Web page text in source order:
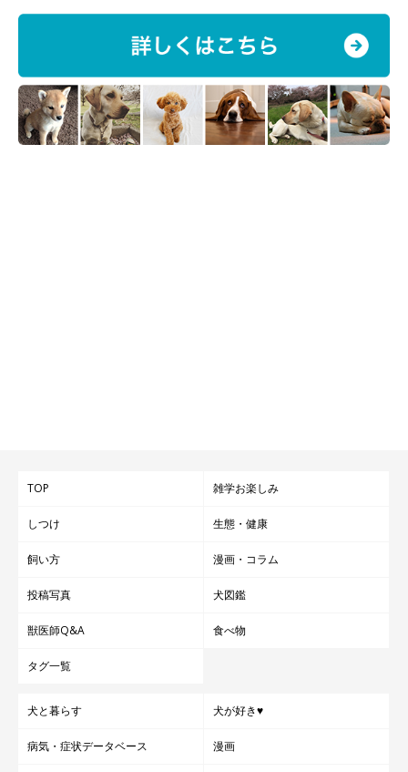
必死で河川敷をあとにしようとするてんすけ。
車の場所まで一直線に走ろう！と引っ張って行きました。
色々試行錯誤していたなと思います。
TOP 雑学お楽しみ
しつけ 生態・健康
飼い方 漫画・コラム
投稿写真 犬図鑑
獣医師Q&A 食べ物
タグ一覧
犬と暮らす 犬が好き♥
病気・症状データベース 漫画